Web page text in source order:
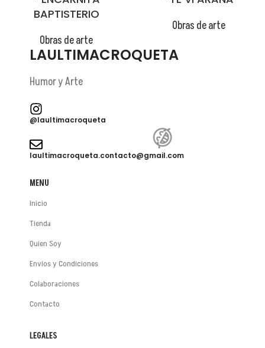
BAPTISTERIO
Obras de arte
Obras de arte
LAULTIMACROQUETA
Humor y Arte
@laultimacroqueta
laultimacroqueta.contacto@gmail.com
MENU
Inicio
Tienda
Quien Soy
Envíos y Condiciones
Colaboraciones
Contacto
LEGALES
😂